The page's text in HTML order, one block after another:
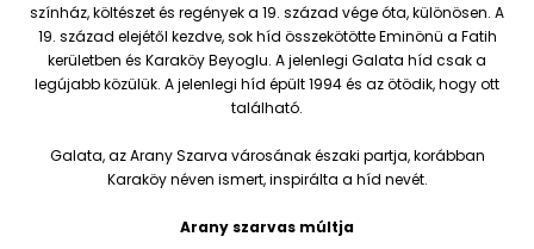
színház, költészet és regények a 19. század vége óta, különösen. A
19. század elejétől kezdve, sok híd összekötötte Eminönü a Fatih
kerületben és Karaköy Beyoglu. A jelenlegi Galata híd csak a
legújabb közülük. A jelenlegi híd épült 1994 és az ötödik, hogy ott
található.
Galata, az Arany Szarva városának északi partja, korábban
Karaköy néven ismert, inspirálta a híd nevét.
Arany szarvas múltja